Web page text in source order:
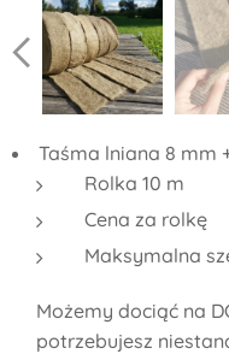
Taśma lniana 8 mm
Rolka 10 m
Cena za rolkę
Maksymalna
Możemy dociąć na
potrzebujesz